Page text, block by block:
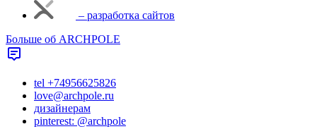
– разработка сайтов
Больше об ARCHPOLE
tel +74956625826
love@archpole.ru
дизайнерам
pinterest: @archpole